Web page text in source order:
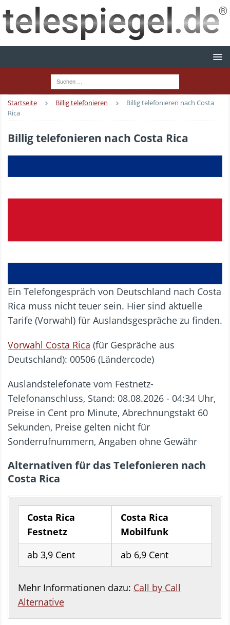
Startseite Billig telefonieren
Billig telefonieren nach Costa
Rica
Billig telefonieren nach Costa Rica
Ein Telefongespräch von Deutschland nach Costa
Rica muss nicht teuer sein. Hier sind aktuelle
Tarife (Vorwahl) für Auslandsgespräche zu finden.
Vorwahl Costa Rica (für Gespräche aus
Deutschland): 00506 (Ländercode)
Auslandstelefonate vom Festnetz-
Telefonanschluss, Stand: 08.08.2026 - 04:34 Uhr,
Preise in Cent pro Minute, Abrechnungstakt 60
Sekunden, Preise gelten nicht für
Sonderrufnummern, Angaben ohne Gewähr
Alternativen für das Telefonieren nach
Costa Rica
Costa Rica
Festnetz
Costa Rica
Mobilfunk
ab 3,9 Cent
ab 6,9 Cent
Mehr Informationen dazu: Call by Call
Alternative